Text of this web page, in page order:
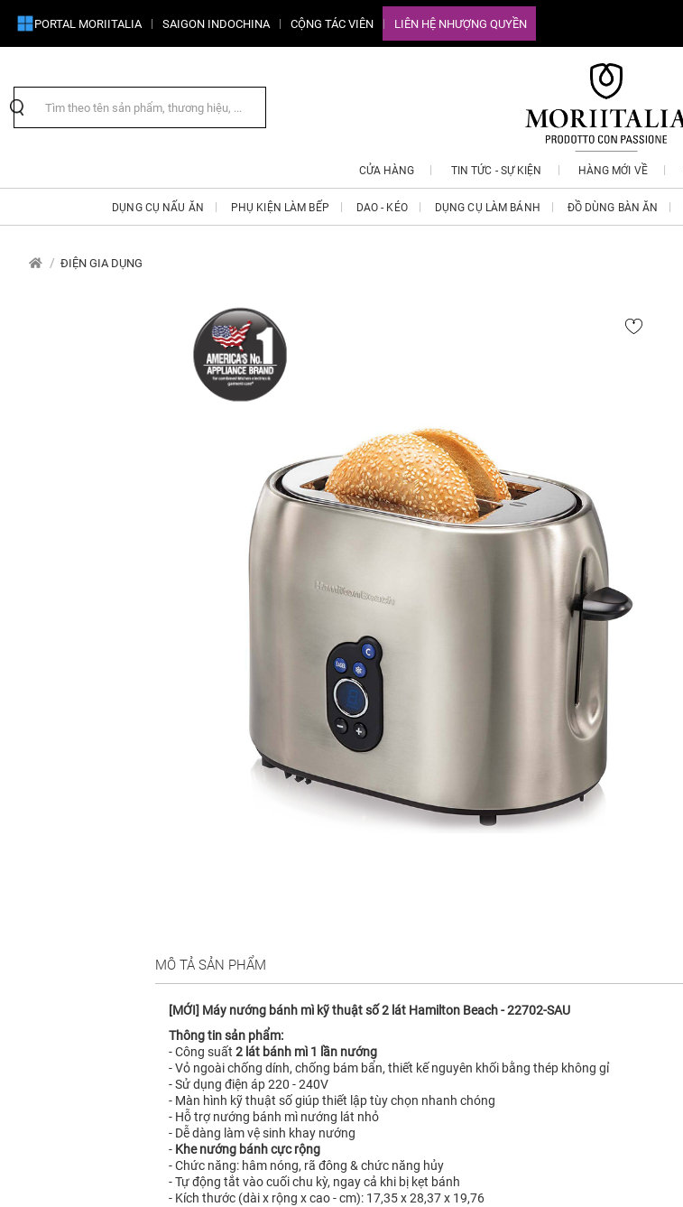
PORTAL MORIITALIA SAIGON INDOCHINA CỘNG TÁC VIÊN LIÊN HỆ NHƯỢNG QUYỀN
CỬA HÀNG TIN TỨC - SỰ KIỆN HÀNG MỚI VỀ
DỤNG CỤ NẤU ĂN PHỤ KIỆN LÀM BẾP DAO - KÉO DỤNG CỤ LÀM BÁNH ĐỒ DÙNG BÀN ĂN
ĐIỆN GIA DỤNG
MÔ TẢ SẢN PHẨM
[MỚI] Máy nướng bánh mì kỹ thuật số 2 lát Hamilton Beach - 22702-SAU
Thông tin sản phẩm:
- Công suất 2 lát bánh mì 1 lần nướng
- Vỏ ngoài chống dính, chống bám bẩn, thiết kế nguyên khối bằng thép không gỉ
- Sử dụng điện áp 220 - 240V
- Màn hình kỹ thuật số giúp thiết lập tùy chọn nhanh chóng
- Hỗ trợ nướng bánh mì nướng lát nhỏ
- Dễ dàng làm vệ sinh khay nướng
- Khe nướng bánh cực rộng
- Chức năng: hâm nóng, rã đông & chức năng hủy
- Tự động tắt vào cuối chu kỳ, ngay cả khi bị kẹt bánh
- Kích thước (dài x rộng x cao - cm): 17,35 x 28,37 x 19,76